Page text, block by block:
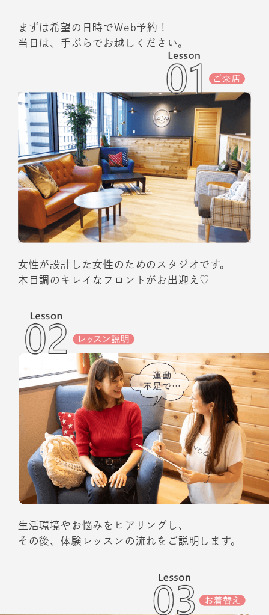
まずは希望の日時でWeb予約！
当日は、手ぶらでお越しください。
女性が設計した女性のためのスタジオです。
木目調のキレイなフロントがお出迎え♡
生活環境やお悩みをヒアリングし、
その後、体験レッスンの流れをご説明します。